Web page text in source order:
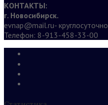
КОНТАКТЫ:
г. Новосибирск.
evnap@mail.ru- круглосуточно
Телефон: 8-913-458-33-00